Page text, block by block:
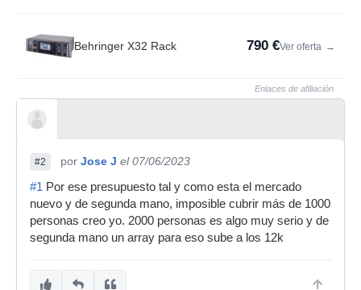
Behringer X32 Rack 790 €Ver oferta →
Enlaces de afiliación
#2 por Jose J el 07/06/2023
#1 Por ese presupuesto tal y como esta el mercado
nuevo y de segunda mano, imposible cubrir más de 1000
personas creo yo. 2000 personas es algo muy serio y de
segunda mano un array para eso sube a los 12k